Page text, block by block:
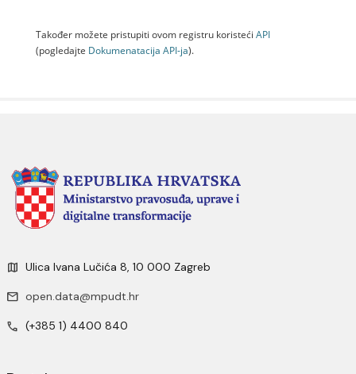
Također možete pristupiti ovom registru koristeći API
(pogledajte Dokumenаtаcijа API-jа).